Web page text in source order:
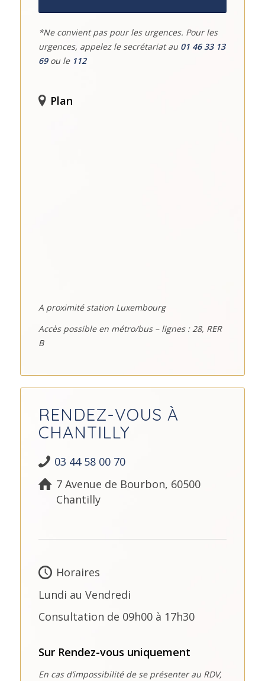
*Ne convient pas pour les urgences. Pour les
urgences, appelez le secrétariat au 01 46 33 13
69ou le 112
Plan
A proximité station Luxembourg
Accès possible en métro/bus – lignes : 28, RER
B
RENDEZ-VOUS À
CHANTILLY
03 44 58 00 70
7 Avenue de Bourbon, 60500
Chantilly
Horaires
Lundi au Vendredi
Consultation de 09h00 à 17h30
Sur Rendez-vous uniquement
En cas d’impossibilité de se présenter au RDV,